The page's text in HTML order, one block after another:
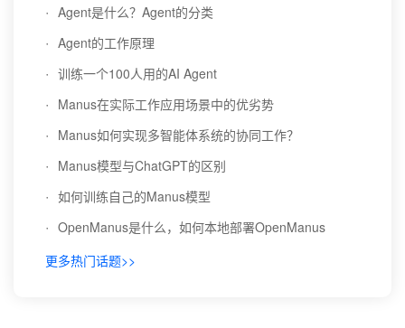
· Agent是什么？Agent的分类
· Agent的工作原理
· 训练一个100人用的AI Agent
· Manus在实际工作应用场景中的优劣势
· Manus如何实现多智能体系统的协同工作？
· Manus模型与ChatGPT的区别
· 如何训练自己的Manus模型
· OpenManus是什么，如何本地部署OpenManus
更多热门话题>>